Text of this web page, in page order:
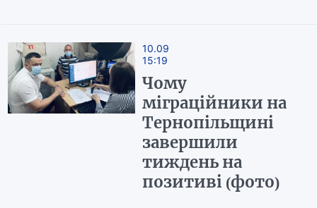
10.09
15:19
Чому
міграційники на
Тернопільщині
завершили
тиждень на
позитиві (фото)